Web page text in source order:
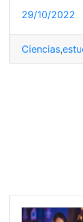
29/10/2022
Ciencias,